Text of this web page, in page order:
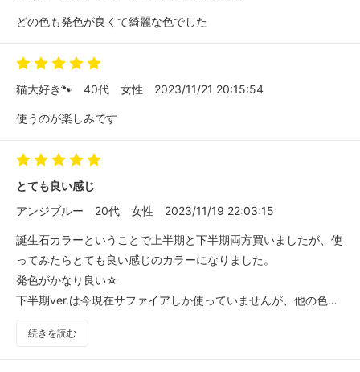
どの色も発色が良くて綺麗な色でした
猫大好き🐾 40代 女性 2023/11/21 20:15:54
使うのが楽しみです
とても良い感じ
アンジブルー
20代 女性 2023/11/19 22:03:15
誕生石カラーということで上半期と下半期両方買いましたが、使
ってみたらとても良い感じのカラーになりました。
発色がかなり良い☆
下半期ver.は今現在サファイアしか使っていませんが、他の色も
続きを読む